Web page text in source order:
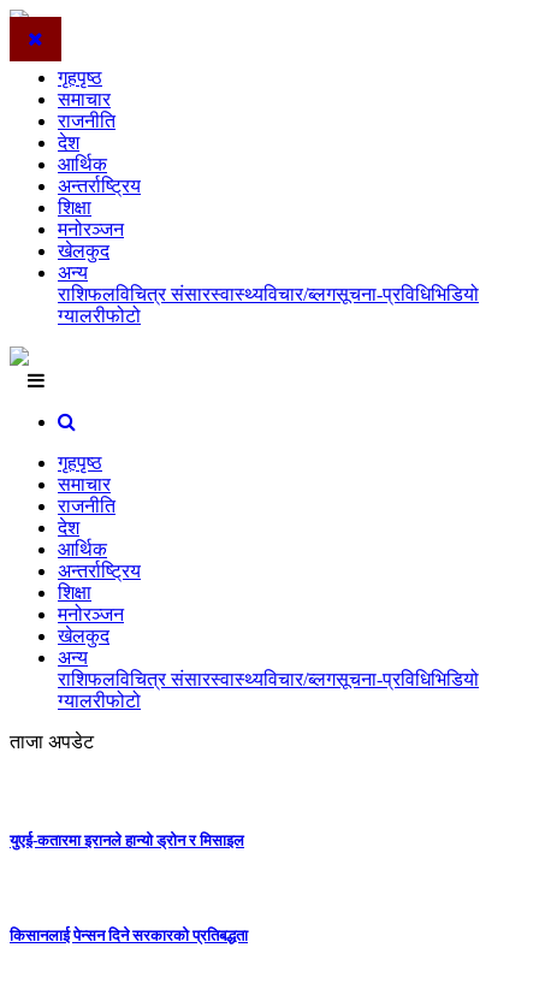
गृहपृष्ठ
समाचार
राजनीति
देश
आर्थिक
अन्तर्राष्ट्रिय
शिक्षा
मनोरञ्जन
खेलकुद
अन्य
राशिफलविचित्र संसारस्वास्थ्यविचार/ब्लगसूचना-प्रविधिभिडियो
ग्यालरीफोटो
गृहपृष्ठ
समाचार
राजनीति
देश
आर्थिक
अन्तर्राष्ट्रिय
शिक्षा
मनोरञ्जन
खेलकुद
अन्य
राशिफलविचित्र संसारस्वास्थ्यविचार/ब्लगसूचना-प्रविधिभिडियो
ग्यालरीफोटो
ताजा अपडेट
युएई-कतारमा इरानले हान्यो ड्रोन र मिसाइल
किसानलाई पेन्सन दिने सरकारको प्रतिबद्धता